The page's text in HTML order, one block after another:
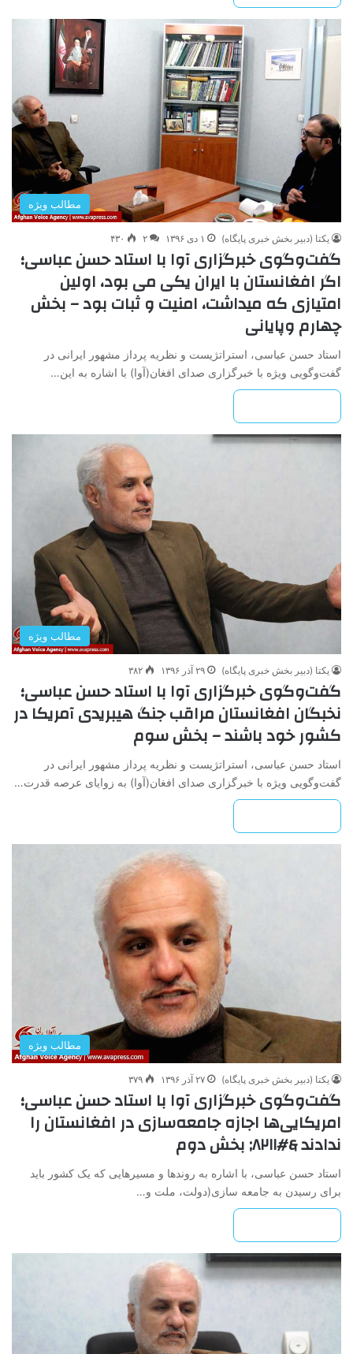
مطالب ویژه
یکتا (دبیر بخش خبری پایگاه) ۱ دی ۱۳۹۶ ۲ ۴۳۰
گفت‌وگوی خبرگزاری آوا با استاد حسن عباسی؛
اگر افغانستان با ایران یکی می بود، اولین
امتیازی که میداشت، امنیت و ثبات بود – بخش
چهارم وپایانی
استاد حسن عباسی، استراتژیست و نظریه پرداز مشهور ایرانی در
گفت‌وگویی ویژه با خبرگزاری صدای افغان(آوا) با اشاره به این…
مطالب ویژه
یکتا (دبیر بخش خبری پایگاه) ۲۹ آذر ۱۳۹۶ ۳۸۲
گفت‌وگوی خبرگزاری آوا با استاد حسن عباسی؛
نخبگان افغانستان مراقب جنگ هیبریدی آمریکا در
کشور خود باشند – بخش سوم
استاد حسن عباسی، استراتژیست و نظریه پرداز مشهور ایرانی در
گفت‌وگویی ویژه با خبرگزاری صدای افغان(آوا) به زوایای عرصه قدرت…
مطالب ویژه
یکتا (دبیر بخش خبری پایگاه) ۲۷ آذر ۱۳۹۶ ۳۷۹
گفت‌وگوی خبرگزاری آوا با استاد حسن عباسی؛
امریکایی‌ها اجازه جامعه‌سازی در افغانستان را
ندادند &#۸۲۱۱; بخش دوم
استاد حسن عباسی، با اشاره به روندها و مسیرهایی که یک کشور باید
برای رسیدن به جامعه سازی(دولت، ملت و…